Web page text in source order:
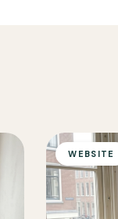
WEBSITE